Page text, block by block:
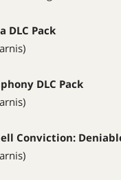
DLC Pack
DLC Pack
Conviction: